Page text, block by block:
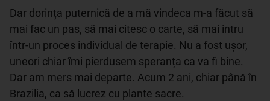
Dar dorința puternică de a mă vindeca m-a făcut să
mai fac un pas, să mai citesc o carte, să mai intru
într-un proces individual de terapie. Nu a fost ușor,
uneori chiar îmi pierdusem speranța ca va fi bine.
Dar am mers mai departe. Acum 2 ani, chiar până în
Brazilia, ca să lucrez cu plante sacre.